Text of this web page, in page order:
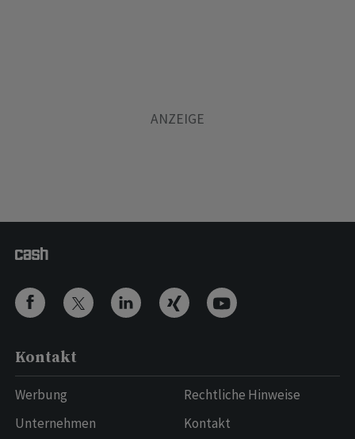
Kontakt
Werbung
Unternehmen
Rechtliche Hinweise
Kontakt